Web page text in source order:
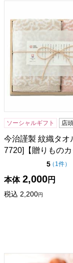
に入りに登録する
ソーシャルギフト 店
今治謹製 紋織タオ
7720]【贈りものカ
5点（5
（ 1件の
）
本体 2,000円
税込 2,200円
直径12cm【年間ギ
寿製菓 白ウサギ